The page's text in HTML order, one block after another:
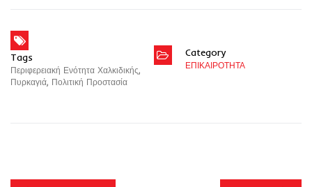
Tags
Περιφερειακή Ενότητα Χαλκιδικής,
Πυρκαγιά, Πολιτική Προστασία
Category
ΕΠΙΚΑΙΡΟΤΗΤΑ